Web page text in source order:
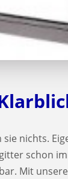
sie nichts.
schon
Mit